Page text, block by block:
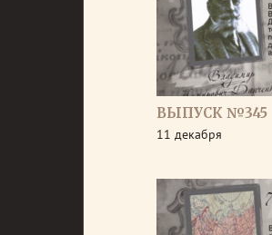
ВЫПУСК №345
11 декабря